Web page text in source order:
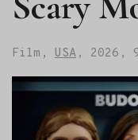
Film, USA , 2026,